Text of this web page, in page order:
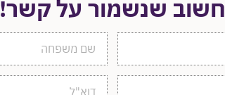
חשוב שנשמור על קשר!